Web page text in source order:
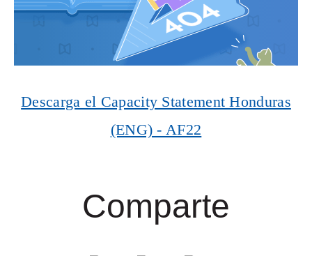
Descarga el Capacity Statement Honduras
(ENG) - AF22
Comparte